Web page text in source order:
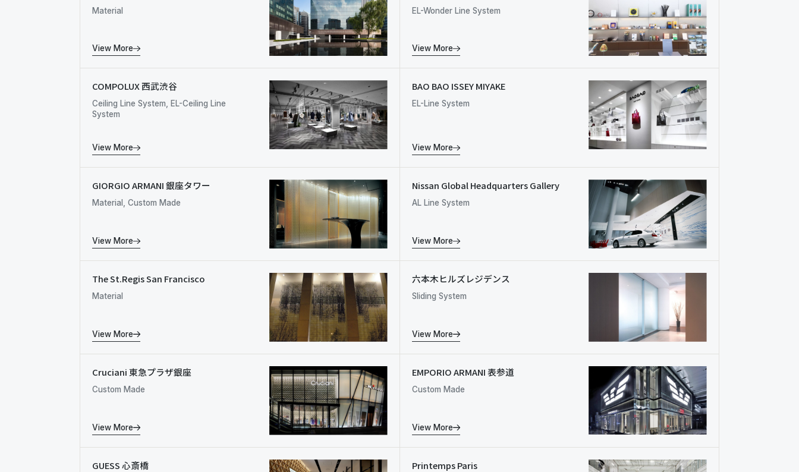
Material
View More
EL-Wonder Line System
View More
COMPOLUX 西武渋谷
Ceiling Line System, EL-Ceiling Line
System
View More
BAO BAO ISSEY MIYAKE
EL-Line System
View More
GIORGIO ARMANI 銀座タワー
Material, Custom Made
View More
Nissan Global Headquarters Gallery
AL Line System
View More
The St.Regis San Francisco
Material
View More
六本木ヒルズレジデンス
Sliding System
View More
Cruciani 東急プラザ銀座
Custom Made
View More
EMPORIO ARMANI 表参道
Custom Made
View More
GUESS 心斎橋 Printemps Paris